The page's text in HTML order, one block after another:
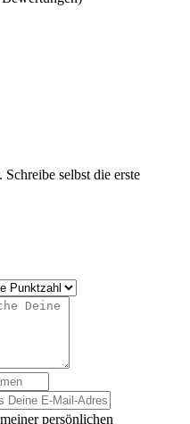
selbst die erste
persönlichen